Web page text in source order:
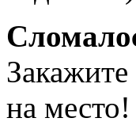
на место!